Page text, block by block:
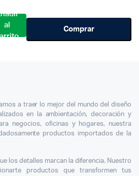
al
Comprar
a traer lo mejor del mundo del diseño
en la ambientación, decoración y
negocios, oficinas y hogares, nuestra
productos importados de la
los detalles marcan la diferencia. Nuestro
productos que transformen tus